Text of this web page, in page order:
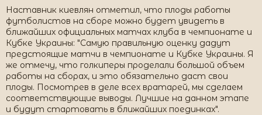
Наставник киевлян отметил, что плоды работы
футболистов на сборе можно будет увидеть в
ближайших официальных матчах клуба в чемпионате и
Кубке Украины: "Самую правильную оценку дадут
предстоящие матчи в чемпионате и Кубке Украины. Я
же отмечу, что голкиперы проделали большой объем
работы на сборах, и это обязательно даст свои
плоды. Посмотрев в деле всех вратарей, мы сделаем
соответствующие выводы. Лучшие на данном этапе
и будут стартовать в ближайших поединках".